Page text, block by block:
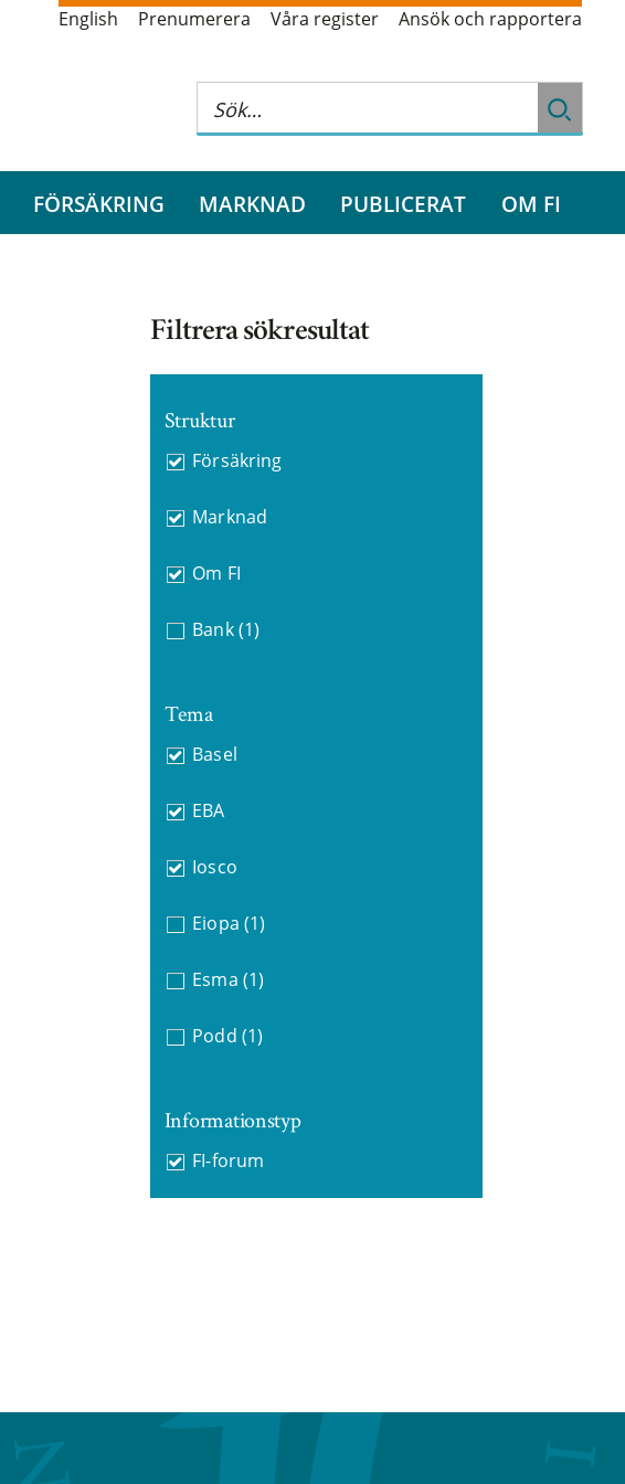
English Prenumerera Våra register Ansök och rapportera
FÖRSÄKRING MARKNAD PUBLICERAT OM FI
Filtrera sökresultat
Struktur
Försäkring
Marknad
Om FI
Bank (1)
Tema
Basel
EBA
Iosco
Eiopa (1)
Esma (1)
Podd (1)
Informationstyp
FI-forum